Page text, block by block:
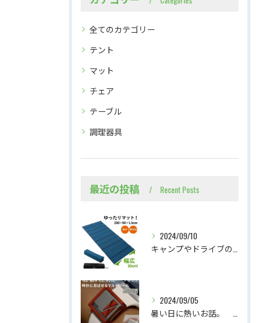
全てのカテゴリー
テント
マット
チェア
テーブル
調理器具
最近の投稿 Recent Posts
2024/09/10
2024/09/05